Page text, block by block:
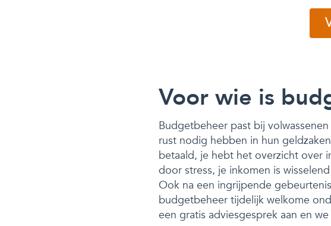
Voor wie is
Budgetbeheer past bij
rust nodig hebben in hun
betaald, je hebt het overzicht over
door stress, je inkomen is
Ook na een ingrijpende
budgetbeheer tijdelijk welkome
een gratis adviesgesprek aan en